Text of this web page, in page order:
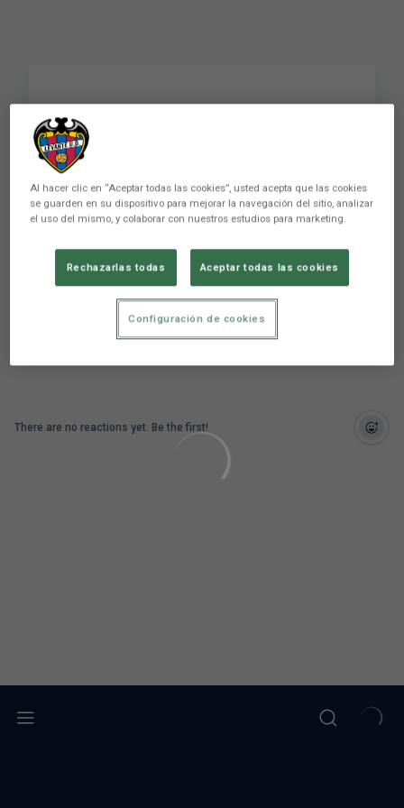
Tevenet: "El del Lleida
Esportiu es uno de los
partidos marcados en
el calendario"
partidos marcados en el calendario"
There are no reactions yet. Be the first!
Al hacer clic en “Aceptar todas las cookies”, usted acepta que las cookies
se guarden en su dispositivo para mejorar la navegación del sitio, analizar
el uso del mismo, y colaborar con nuestros estudios para marketing.
Rechazarlas todas Aceptar todas las cookies
Configuración de cookies